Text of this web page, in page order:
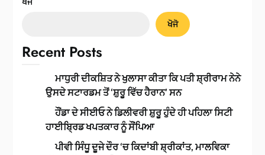
ਖੋਜੋ
Recent Posts
ਮਾਧੁਰੀ ਦੀਕਸ਼ਿਤ ਨੇ ਖੁਲਾਸਾ ਕੀਤਾ ਕਿ ਪਤੀ ਸ਼੍ਰੀਰਾਮ ਨੇਨੇ
ਉਸਦੇ ਸਟਾਰਡਮ ਤੋਂ ‘ਸ਼ੁਰੂ ਵਿੱਚ ਹੈਰਾਨ’ ਸਨ
ਹੌਂਡਾ ਦੇ ਸੀਈਓ ਨੇ ਡਿਲੀਵਰੀ ਸ਼ੁਰੂ ਹੁੰਦੇ ਹੀ ਪਹਿਲਾ ਸਿਟੀ
ਹਾਈਬ੍ਰਿਡ ਖਪਤਕਾਰ ਨੂੰ ਸੌਂਪਿਆ
ਪੀਵੀ ਸਿੰਧੂ ਦੂਜੇ ਦੌਰ ‘ਚ ਕਿਦਾਂਬੀ ਸ਼੍ਰੀਕਾਂਤ, ਮਾਲਵਿਕਾ